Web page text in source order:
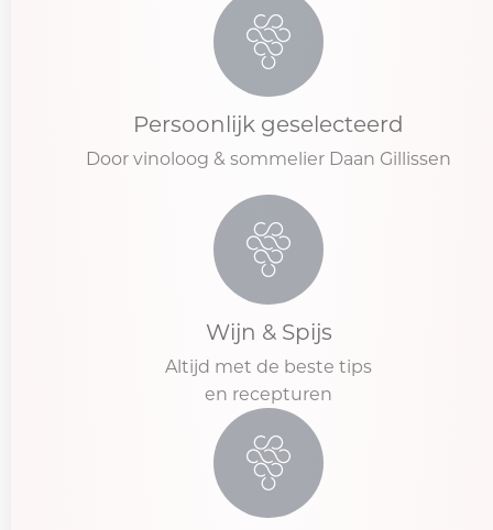
Persoonlijk geselecteerd
Door vinoloog & sommelier Daan Gillissen
Wijn & Spijs
Altijd met de beste tips
en recepturen